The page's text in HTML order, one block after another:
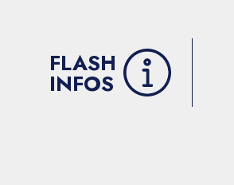
FLASH
INFOS